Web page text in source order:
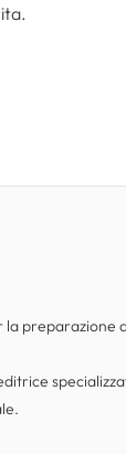
preparazione